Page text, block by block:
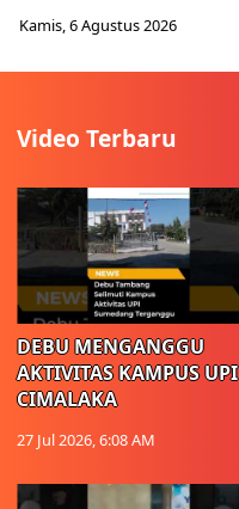
Kamis, 6 Agustus 2026
Video Terbaru
DEBU MENGANGGU
AKTIVITAS KAMPUS UPI
CIMALAKA
27 Jul 2026, 6:08 AM